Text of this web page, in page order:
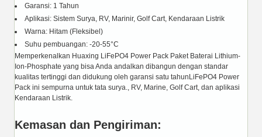
Garansi: 1 Tahun
Aplikasi: Sistem Surya, RV, Marinir, Golf Cart, Kendaraan Listrik
Warna: Hitam (Fleksibel)
Suhu pembuangan: -20-55°C
Memperkenalkan Huaxing LiFePO4 Power Pack Paket Baterai Lithium-
Ion-Phosphate yang bisa Anda andalkan dibangun dengan standar
kualitas tertinggi dan didukung oleh garansi satu tahunLiFePO4 Power
Pack ini sempurna untuk tata surya., RV, Marine, Golf Cart, dan aplikasi
Kendaraan Listrik.
Kemasan dan Pengiriman: